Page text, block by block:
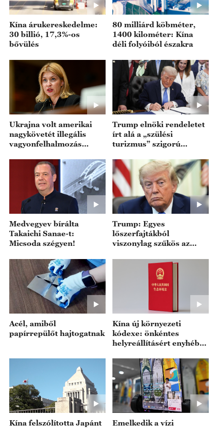
Kína árukereskedelme:
30 billió, 17,3%-os
bővülés
80 milliárd köbméter,
1400 kilométer: Kína
déli folyóiból északra
Ukrajna volt amerikai
nagykövetét illegális
vagyonfelhalmozás
Trump elnöki rendeletet
írt alá a „szülési
turizmus” szigorú
Medvegyev bírálta
Takaichi Sanae-t:
Micsoda szégyen!
Trump: Egyes
lőszerfajtákból
viszonylag szűkös az
Államokban
Acél, amiből
papírrepülőt hajtogatnak
Kína új környezeti
kódexe: önkéntes
helyreállításért enyhébb
Kína felszólította Japánt Emelkedik a vízi